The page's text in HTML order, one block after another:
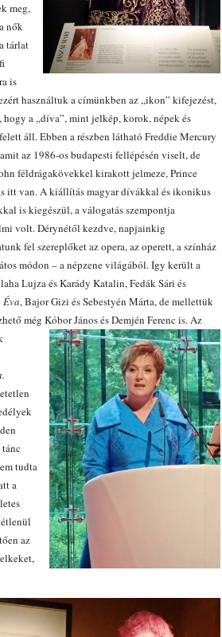
meg,
nők
tárlat
is
használtuk a címünkben az „ikon” kifejezést,
hogy a „díva”, mint jelkép, korok, népek és
áll. Ebben a részben látható Freddie Mercury
az 1986-os budapesti fellépésén viselt, de
féldrágakövekkel kirakott jelmeze, Prince
itt van. A kiállítás magyar dívákkal és ikonikus
is kiegészül, a válogatás szempontja
volt. Dérynétől kezdve, napjainkig
fel szereplőket az opera, az operett, a színház
módon – a népzene világából. Így került a
Lujza és Karády Katalin, Fedák Sári és
, Bajor Gizi és Sebestyén Márta, de mellettük
még Kóbor János és Demjén Ferenc is.Az
tudta
a
az